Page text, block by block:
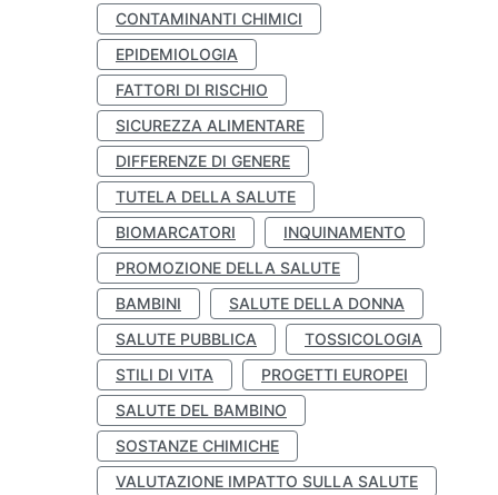
CONTAMINANTI CHIMICI
EPIDEMIOLOGIA
FATTORI DI RISCHIO
SICUREZZA ALIMENTARE
DIFFERENZE DI GENERE
TUTELA DELLA SALUTE
BIOMARCATORI
INQUINAMENTO
PROMOZIONE DELLA SALUTE
BAMBINI
SALUTE DELLA DONNA
SALUTE PUBBLICA
TOSSICOLOGIA
STILI DI VITA
PROGETTI EUROPEI
SALUTE DEL BAMBINO
SOSTANZE CHIMICHE
VALUTAZIONE IMPATTO SULLA SALUTE